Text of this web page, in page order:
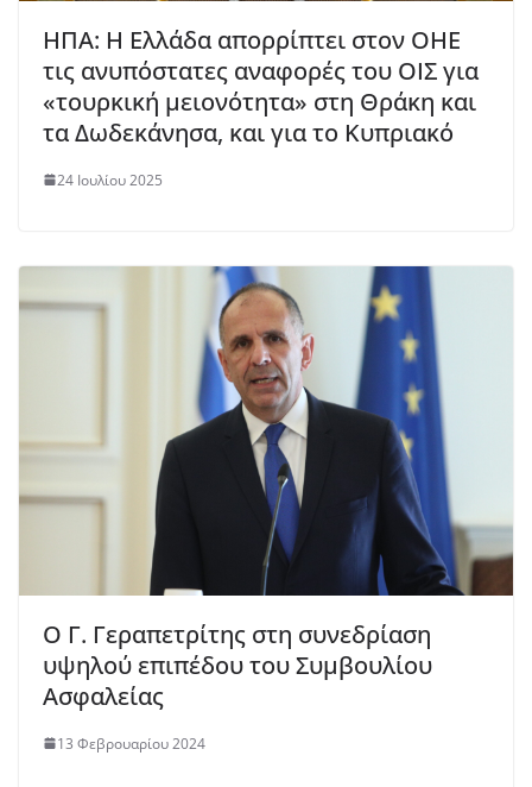
ΗΠΑ: Η Ελλάδα απορρίπτει στον ΟΗΕ
τις ανυπόστατες αναφορές του OIΣ για
«τουρκική μειονότητα» στη Θράκη και
τα Δωδεκάνησα, και για το Κυπριακό
24 Ιουλίου 2025
Ο Γ. Γεραπετρίτης στη συνεδρίαση
υψηλού επιπέδου του Συμβουλίου
Ασφαλείας
13 Φεβρουαρίου 2024